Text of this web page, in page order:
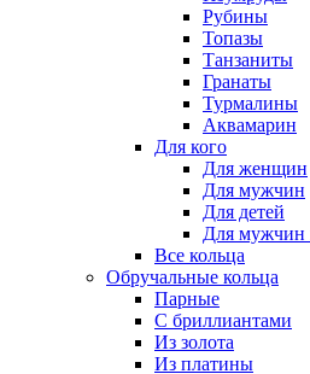
Рубины
Топазы
Танзаниты
Гранаты
Турмалины
Аквамарин
Для кого
Для женщин
Для мужчин
Для детей
Для
Все кольца
Обручальные кольца
Парные
С бриллиантами
Из золота
Из платины